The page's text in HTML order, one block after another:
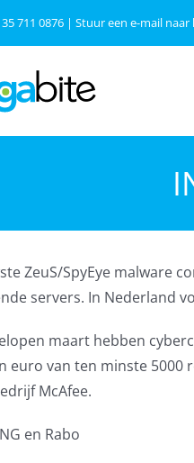
711 0876| Stuur een e-mail naar
ZeuS/SpyEye malware
servers. In Nederland
maart hebben
euro van ten minste 5000
McAfee.
en Rabo